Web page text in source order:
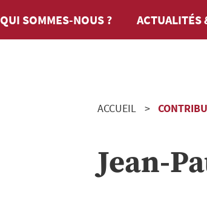
QUI SOMMES-NOUS ? ACTUALITÉS
ACCUEIL
Jean-